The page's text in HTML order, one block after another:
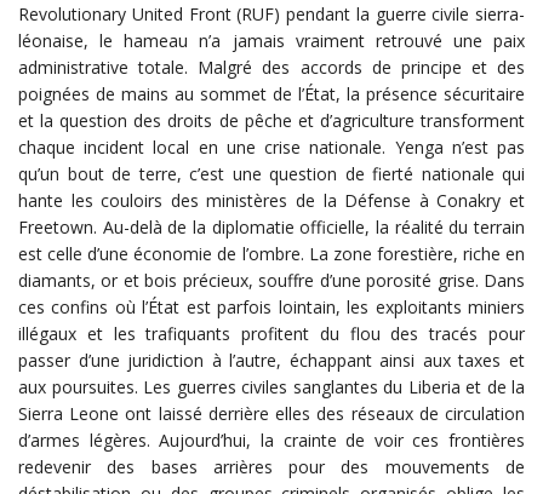
Revolutionary United Front (RUF) pendant la guerre civile sierra-
léonaise, le hameau n’a jamais vraiment retrouvé une paix
administrative totale. Malgré des accords de principe et des
poignées de mains au sommet de l’État, la présence sécuritaire
et la question des droits de pêche et d’agriculture transforment
chaque incident local en une crise nationale. Yenga n’est pas
qu’un bout de terre, c’est une question de fierté nationale qui
hante les couloirs des ministères de la Défense à Conakry et
Freetown. Au-delà de la diplomatie officielle, la réalité du terrain
est celle d’une économie de l’ombre. La zone forestière, riche en
diamants, or et bois précieux, souffre d’une porosité grise. Dans
ces confins où l’État est parfois lointain, les exploitants miniers
illégaux et les trafiquants profitent du flou des tracés pour
passer d’une juridiction à l’autre, échappant ainsi aux taxes et
aux poursuites. Les guerres civiles sanglantes du Liberia et de la
Sierra Leone ont laissé derrière elles des réseaux de circulation
d’armes légères. Aujourd’hui, la crainte de voir ces frontières
redevenir des bases arrières pour des mouvements de